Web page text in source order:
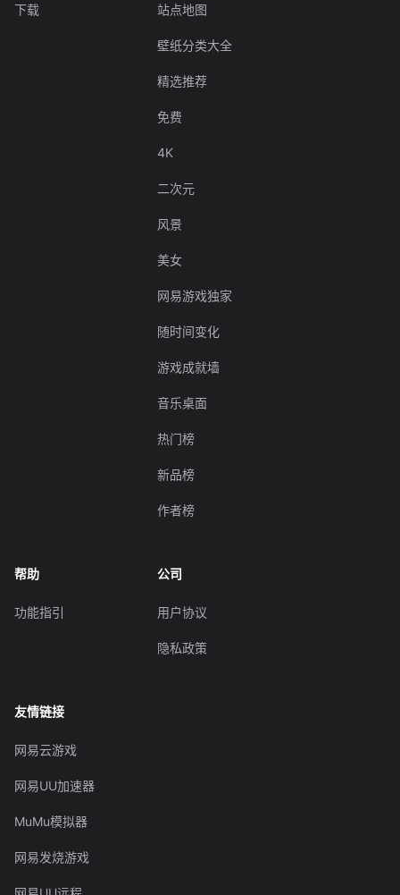
下载 站点地图
壁纸分类大全
精选推荐
免费
4K
二次元
风景
美女
网易游戏独家
随时间变化
游戏成就墙
音乐桌面
热门榜
新品榜
作者榜
帮助
功能指引
公司
用户协议
隐私政策
友情链接
网易云游戏
网易UU加速器
MuMu模拟器
网易发烧游戏